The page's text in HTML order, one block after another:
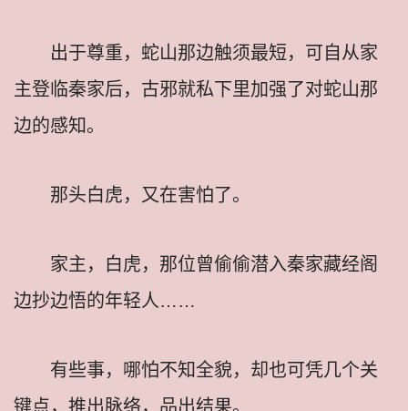
出于尊重，蛇山那边触须最短，可自从家
主登临秦家后，古邪就私下里加强了对蛇山那
边的感知。
那头白虎，又在害怕了。
家主，白虎，那位曾偷偷潜入秦家藏经阁
边抄边悟的年轻人……
有些事，哪怕不知全貌，却也可凭几个关
键点，推出脉络，品出结果。